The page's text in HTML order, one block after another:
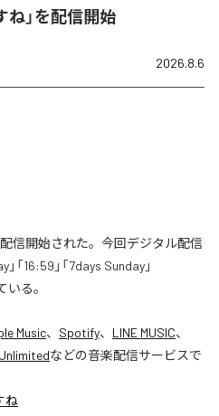
ね」を配信開始
2026.8.6
配信開始された。今回デジタル配信
「16:59」「7days Sunday」
いる。
Music、 Spotify、 LINE MUSIC、
などの音楽配信サービスで
ね